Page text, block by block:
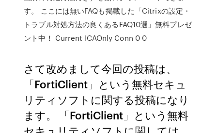
す。 ここには無いFAQも掲載した「Citrixの設定・
トラブル対処方法の良くあるFAQ10選」無料プレゼ
ント中！ Current ICAOnly Conn 0 0
さて改めまして今回の投稿は、
「FortiClient」という無料セキュ
リティソフトに関する投稿になり
ます。 「FortiClient」という無料